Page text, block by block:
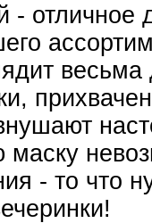
- отличное
весьма
маску
- то что